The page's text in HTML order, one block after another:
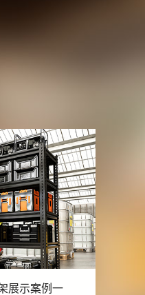
展示案例六